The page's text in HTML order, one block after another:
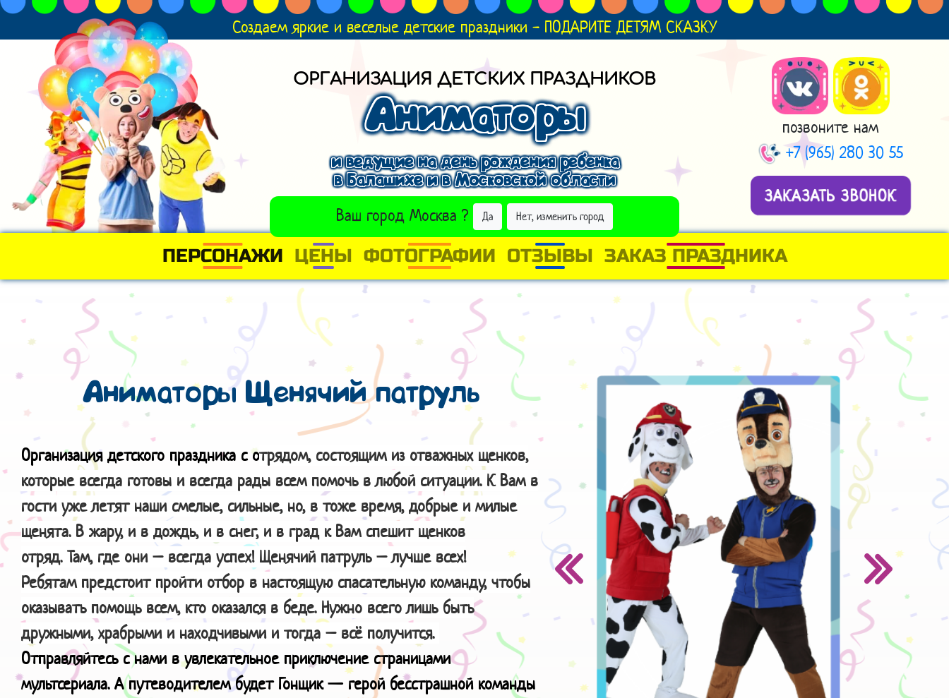
Создаем яркие и веселые детские праздники - ПОДАРИТЕ ДЕТЯМ СКАЗКУ
ОРГАНИЗАЦИЯ ДЕТСКИХ ПРАЗДНИКОВ
Аниматоры
и ведущие на день рождения ребенка
в Балашихе и в Московской области
Ваш город Москва ? Да Нет, изменить город
ВЫБРАТЬ ДРУГОЙ ГОРОД
позвоните нам
+7 (965) 280 30 55
ЗАКАЗАТЬ ЗВОНОК
ПЕРСОНАЖИ ЦЕНЫ ФОТОГРАФИИ ОТЗЫВЫ ЗАКАЗ ПРАЗДНИКА
Аниматоры Щенячий патруль
Организация детского праздника с отрядом, состоящим из отважных щенков,
которые всегда готовы и всегда рады всем помочь в любой ситуации. К Вам в
гости уже летят наши смелые, сильные, но, в тоже время, добрые и милые
щенята. В жару, и в дождь, и в снег, и в град к Вам спешит щенков
отряд. Там, где они – всегда успех! Щенячий патруль – лучше всех!
Ребятам предстоит пройти отбор в настоящую спасательную команду, чтобы
оказывать помощь всем, кто оказался в беде. Нужно всего лишь быть
дружными, храбрыми и находчивыми и тогда – всё получится.
Отправляйтесь с нами в увлекательное приключение страницами
мультсериала. А путеводителем будет Гонщик — герой бесстрашной команды